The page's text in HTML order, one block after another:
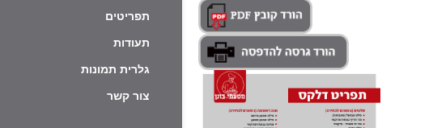
תפריטים
תעודות
גלרית תמונות
צור קשר